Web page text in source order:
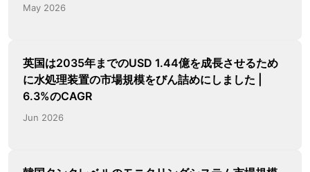
May 2026
英国は2035年までのUSD 1.44億を成長させるため
に水処理装置の市場規模をびん詰めにしました |
6.3%のCAGR
Jun 2026